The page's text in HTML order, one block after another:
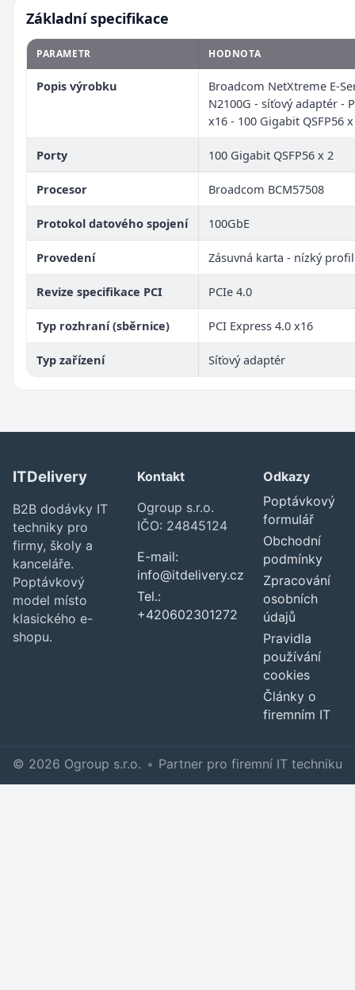
Základní specifikace
PARAMETR HODNOTA
Popis výrobku
Broadcom NetXtreme E-
N2100G - síťový adaptér -
x16 - 100 Gigabit QSFP56
Porty 100 Gigabit QSFP56 x 2
Procesor Broadcom BCM57508
Protokol datového spojení 100GbE
Provedení Zásuvná karta - nízký profil
Revize specifikace PCI PCIe 4.0
Typ rozhraní (sběrnice) PCI Express 4.0 x16
Typ zařízení Síťový adaptér
ITDelivery
B2B dodávky IT
techniky pro
firmy, školy a
kanceláře.
Poptávkový
model místo
klasického e-
shopu.
Kontakt
Ogroup s.r.o.
IČO: 24845124
E-mail:
info@itdelivery.cz
Tel.:
+420602301272
Odkazy
Poptávkový
formulář
Obchodní
podmínky
Zpracování
osobních
údajů
Pravidla
používání
cookies
Články o
firemním IT
© 2026 Ogroup s.r.o. • Partner pro firemní IT techniku